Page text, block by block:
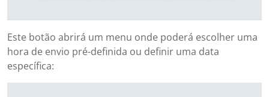
Este botão abrirá um menu onde poderá escolher uma
hora de envio pré-definida ou definir uma data
específica: